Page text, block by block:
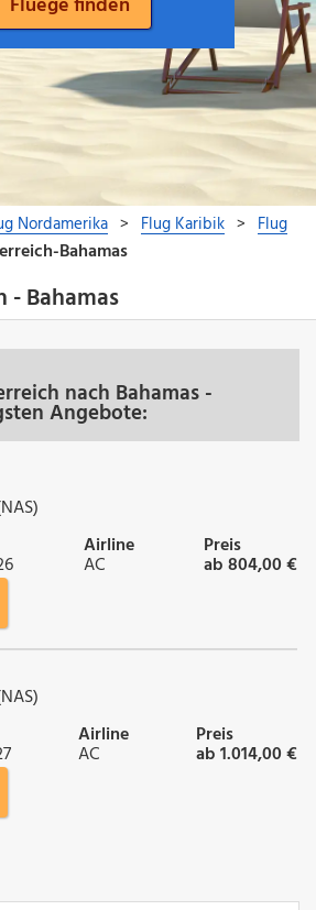
- Bahamas
nach Bahamas -
Angebote:
Airline
AC
Preis
ab 804,00 €
Airline
AC
Preis
ab 1.014,00 €